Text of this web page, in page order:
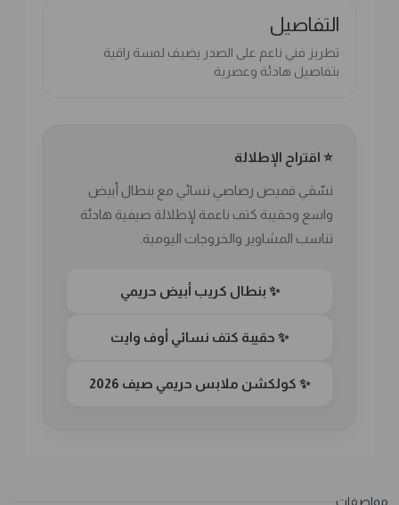
التفاصيل
تطريز فني ناعم على الصدر يضيف لمسة راقية
بتفاصيل هادئة وعصرية
⭐ اقتراح الإطلالة
نسّقي قميص رصاصي نسائي مع بنطال أبيض
واسع وحقيبة كتف ناعمة لإطلالة صيفية هادئة
تناسب المشاوير والخروجات اليومية.
✨ بنطال كريب أبيض حريمي
✨ حقيبة كتف نسائي أوف وايت
✨ كولكشن ملابس حريمي صيف 2026
مواصفات